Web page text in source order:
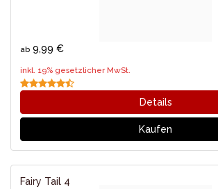
ab 9,99 €
inkl. 19% gesetzlicher MwSt.
Details
Kaufen
Fairy Tail 4